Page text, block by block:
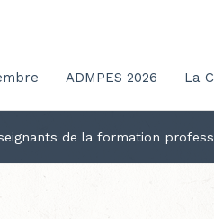
ADMPES 2026 La
de la formation